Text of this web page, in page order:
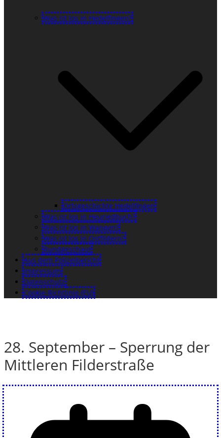
Was ist los in Hedelfingen?
Ortsgeschichte Hedelfingen
Was ist los in Heuriedbuch?
Was ist los in Wangen?
Was ist los in Ostfildern?
Rundgeschaut
Aus dem Polizeibericht
Impressum
Datenschutz
Cookie-Richtlinie (EU)
28. September – Sperrung der
Mittleren Filderstraße